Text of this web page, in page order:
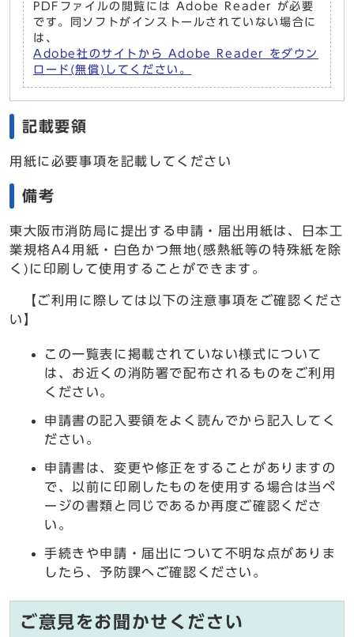
PDFファイルの閲覧には Adobe Reader が必要
です。同ソフトがインストールされていない場合に
は、
Adobe社のサイトから Adobe Reader をダウン
ロード(無償)してください。
記載要領
用紙に必要事項を記載してください
備考
東大阪市消防局に提出する申請・届出用紙は、日本工
業規格A4用紙・白色かつ無地(感熱紙等の特殊紙を除
く)に印刷して使用することができます。
【ご利用に際しては以下の注意事項をご確認くださ
い】
この一覧表に掲載されていない様式について
は、お近くの消防署で配布されるものをご利用
ください。
申請書の記入要領をよく読んでから記入してく
ださい。
申請書は、変更や修正をすることがありますの
で、以前に印刷したものを使用する場合は当ペ
ージの書類と同じであるか再度ご確認くださ
い。
手続きや申請・届出について不明な点がありま
したら、予防課へご確認ください。
ご意見をお聞かせください